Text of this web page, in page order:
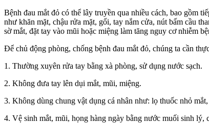
Bệnh đau mắt đỏ có thể lây truyền qua nhiều cách, bao gồm
như khăn mặt, chậu rửa mặt, gối, tay nắm cửa, nút bấm cầu
sờ mắt, đặt tay vào mũi hoặc miệng làm tăng nguy cơ nhiễm
Để chủ động phòng, chống bệnh đau mắt đỏ, chúng ta cần
1. Thường xuyên rửa tay bằng xà phòng, sử dụng nước sạch.
2. Không đưa tay lên dụi mắt, mũi, miệng.
3. Không dùng chung vật dụng cá nhân như: lọ thuốc nhỏ
4. Vệ sinh mắt, mũi, họng hàng ngày bằng nước muối sinh lý,